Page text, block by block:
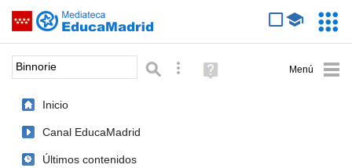
Saltar navegación
Palabra o frase: Búsqueda avanzada
Ayuda
(en
Inicio
Canal EducaMadrid
Últimos contenidos